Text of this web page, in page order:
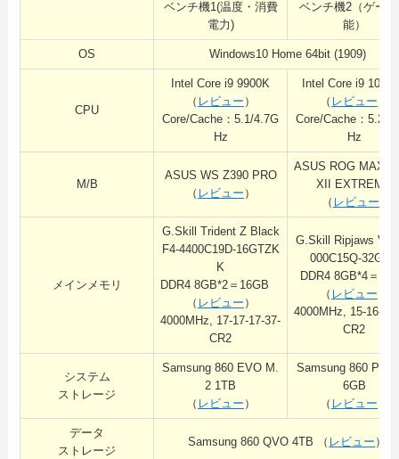
ベンチ機1(温度・消費
電力)
ベンチ機2（ゲー
能）
OS Windows10 Home 64bit (1909)
CPU
Intel Core i9 9900K
（ レビュー ）
Core/Cache：5.1/4.7G
Hz
Intel Core i9
（ レビュー
Core/Cache：5.2/
Hz
M/B
ASUS WS Z390 PRO
（ レビュー ）
ASUS ROG
XII EXTREME
（ レビュー
メインメモリ
G.Skill Trident Z Black
F4-4400C19D-16GTZK
K
DDR4 8GB*2＝16GB
（ レビュー ）
4000MHz, 17-17-17-37-
CR2
G.Skill Ripjaws V
000C15Q-32GVK
DDR4 8GB*4＝
（ レビュー
4000MHz, 15-16-
CR2
システム
ストレージ
Samsung 860 EVO M.
2 1TB
（ レビュー ）
Samsung 860 PRO
6GB
（ レビュー
データ
ストレージ
Samsung 860 QVO 4TB （ レビュー ）